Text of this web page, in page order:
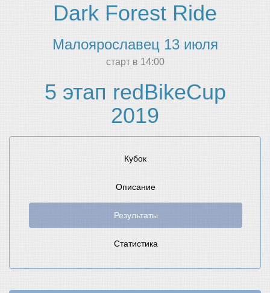
Dark Forest Ride
Малоярославец 13 июля
cтарт в 14:00
5 этап redBikeCup
2019
Кубок
Описание
Результаты
Статистика